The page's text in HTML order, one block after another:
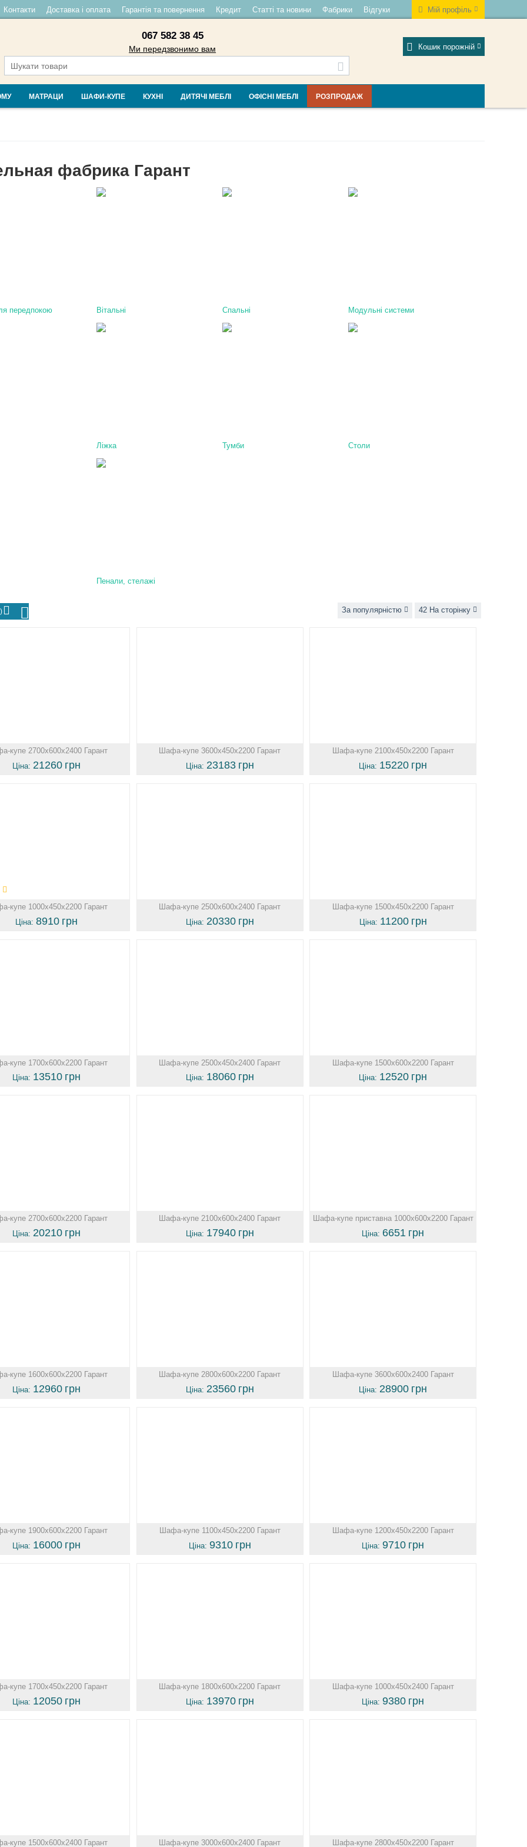
Мій профіль
Контакти Доставка і оплата Гарантія та повернення Кредит Статті та новини Фабрики Відгуки
067 582 38 45
Ми передзвонимо вам Кошик порожній
МАТРАЦИ ШАФИ-КУПЕ КУХНІ ДИТЯЧІ МЕБЛІ ОФІСНІ МЕБЛІ РОЗПРОДАЖ
фабрика Гарант
передпокою Вітальні Спальні Модульні системи
Ліжка Тумби Столи
Пенали, стелажі
За популярністю 42 На сторінку
купе 2700х600х2400 Гарант
Ціна: 21260 грн
Шафа-купе 3600х450х2200 Гарант
Ціна: 23183 грн
Шафа-купе 2100х450х2200 Гарант
Ціна: 15220 грн
купе 1000х450х2200 Гарант
Ціна:8910 грн
Шафа-купе 2500х600х2400 Гарант
Ціна: 20330 грн
Шафа-купе 1500х450х2200 Гарант
Ціна: 11200 грн
купе 1700х600х2200 Гарант
Ціна: 13510 грн
Шафа-купе 2500х450х2400 Гарант
Ціна: 18060 грн
Шафа-купе 1500х600х2200 Гарант
Ціна: 12520 грн
купе 2700х600х2200 Гарант
Ціна: 20210 грн
Шафа-купе 2100х600х2400 Гарант
Ціна: 17940 грн
Шафа-купе приставна 1000х600х2200 Гарант
Ціна: 6651 грн
купе 1600х600х2200 Гарант
Ціна: 12960 грн
Шафа-купе 2800х600х2200 Гарант
Ціна: 23560 грн
Шафа-купе 3600х600х2400 Гарант
Ціна: 28900 грн
купе 1900х600х2200 Гарант
Ціна: 16000 грн
Шафа-купе 1100х450х2200 Гарант
Ціна: 9310 грн
Шафа-купе 1200х450х2200 Гарант
Ціна:9710 грн
купе 1700х450х2200 Гарант
Ціна: 12050 грн
Шафа-купе 1800х600х2200 Гарант
Ціна: 13970 грн
Шафа-купе 1000х450х2400 Гарант
Ціна:9380 грн
купе 1500х600х2400 Гарант Шафа-купе 3000х600х2400 Гарант Шафа-купе 2800х450х2200 Гарант